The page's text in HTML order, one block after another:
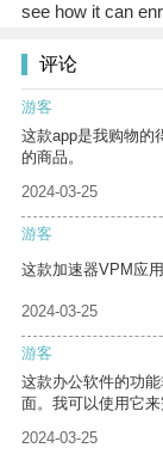
see how it can
评论
游客
这款app是我购物的
的商品。
2024-03-25
游客
这款加速器VPM应
2024-03-25
游客
这款办公软件的功
面。我可以使用它
2024-03-25